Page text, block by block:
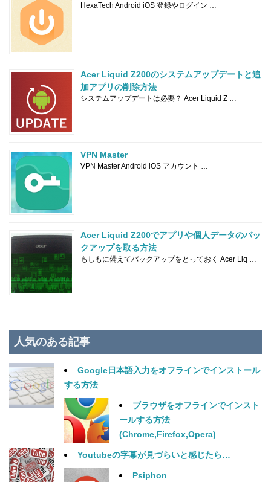
HexaTech Android iOS 登録やログイン …
Acer Liquid Z200のシステムアップデートと追
加アプリの削除方法
システムアップデートは必要？ Acer Liquid Z …
VPN Master
VPN Master Android iOS アカウント …
Acer Liquid Z200でアプリや個人データのバッ
クアップを取る方法
もしもに備えてバックアップをとっておく Acer Liq …
人気のある記事
Google日本語入力をオフラインでインストール
する方法
ブラウザをオフラインでインスト
ールする方法
(Chrome,Firefox,Opera)
Youtubeの字幕が見づらいと感じたら…
Psiphon